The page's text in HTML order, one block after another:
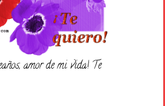
amor de mi vida! Te